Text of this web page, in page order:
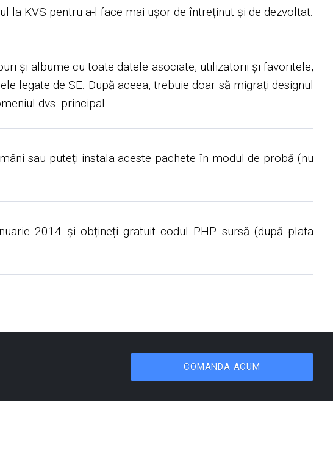
la KVS pentru a-l face mai ușor de întreținut și de dezvoltat.
și albume cu toate datele asociate, utilizatorii și favoritele,
legate de SE. După aceea, trebuie doar să migrați designul
dvs. principal.
sau puteți instala aceste pachete în modul de probă (nu
2014 și obțineți gratuit codul PHP sursă (după plata
COMANDA ACUM